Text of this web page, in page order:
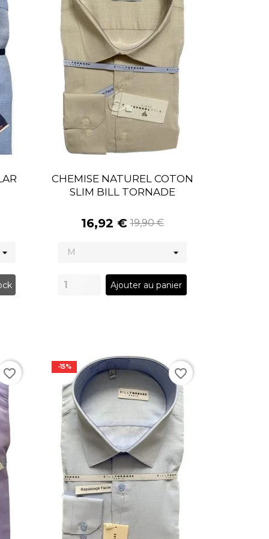
CHEMISE NATUREL COTON
SLIM BILL TORNADE
16,92 € 19,90 €
Ajouter au panier
favorite_border -15% favorite_border